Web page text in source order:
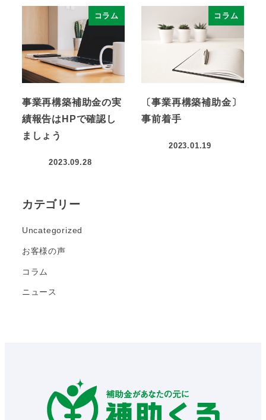
コラム
事業再構築補助金の実
績報告はHPで確認し
ましょう
2023.09.28
コラム
〔事業再構築補助金〕
事前着手
2023.01.19
カテゴリー
Uncategorized
お客様の声
コラム
ニュース